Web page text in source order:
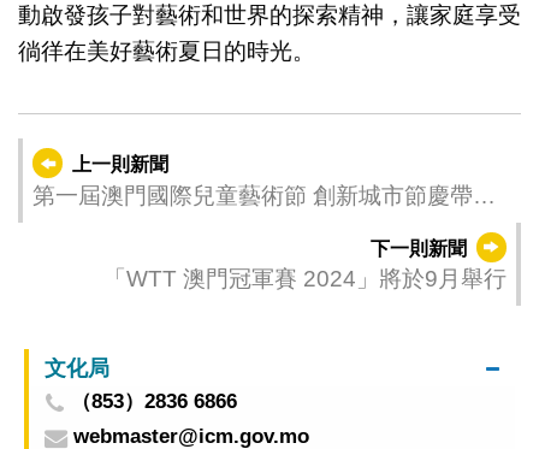
動啟發孩子對藝術和世界的探索精神，讓家庭享受
徜徉在美好藝術夏日的時光。
上一則新聞
第一屆澳門國際兒童藝術節 創新城市節慶帶領
下一則新聞
「WTT 澳門冠軍賽 2024」將於9月舉行
文化局
（853）2836 6866
webmaster@icm.gov.mo